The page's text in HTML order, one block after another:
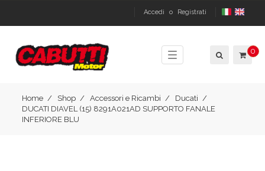
Accedi o Registrati
Toggle
navigation
0
Home Shop Accessori e Ricambi
Ducati
DUCATI DIAVEL (15) 8291A021AD SUPPORTO FANALE
INFERIORE BLU